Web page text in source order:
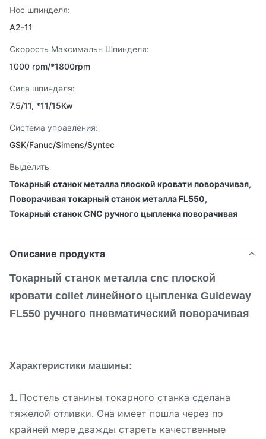
Нос шпинделя:
A2-11
Скорость Максимальн Шпинделя:
1000 rpm/*1800rpm
Сила шпинделя:
7.5/11, *11/15Kw
Система управления:
GSK/Fanuc/Simens/Syntec
Выделить
Токарный станок металла плоской кровати поворачивая,
Поворачивая токарный станок металла FL550,
Токарный станок CNC ручного цыпленка поворачивая
Описание продукта
Токарный станок металла cnc плоской
кровати collet линейного цыпленка Guideway
FL550 ручного пневматический поворачивая
Характеристики машины:
1. Постель станины токарного станка сделана
тяжелой отливки. Она имеет пошла через по
крайней мере дважды стареть качественные